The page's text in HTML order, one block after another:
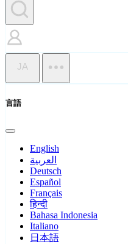
JA
言語
English
العربية
Deutsch
Español
Français
हिन्दी
Bahasa Indonesia
Italiano
日本語